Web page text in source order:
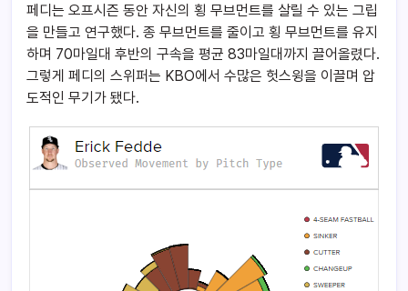
페디는 오프시즌 동안 자신의 횡 무브먼트를 살릴 수 있는 그립
을 만들고 연구했다. 종 무브먼트를 줄이고 횡 무브먼트를 유지
하며 70마일대 후반의 구속을 평균 83마일대까지 끌어올렸다.
그렇게 페디의 스위퍼는 KBO에서 수많은 헛스윙을 이끌며 압
도적인 무기가 됐다.